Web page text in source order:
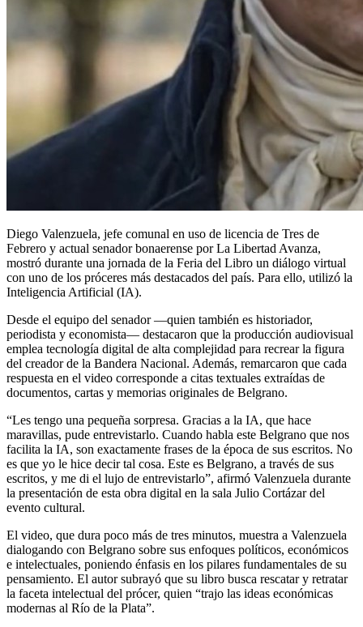
Diego Valenzuela, jefe comunal en uso de licencia de Tres de
Febrero y actual senador bonaerense por La Libertad Avanza,
mostró durante una jornada de la Feria del Libro un diálogo virtual
con uno de los próceres más destacados del país. Para ello, utilizó la
Inteligencia Artificial (IA).
Desde el equipo del senador —quien también es historiador,
periodista y economista— destacaron que la producción audiovisual
emplea tecnología digital de alta complejidad para recrear la figura
del creador de la Bandera Nacional. Además, remarcaron que cada
respuesta en el video corresponde a citas textuales extraídas de
documentos, cartas y memorias originales de Belgrano.
“Les tengo una pequeña sorpresa. Gracias a la IA, que hace
maravillas, pude entrevistarlo. Cuando habla este Belgrano que nos
facilita la IA, son exactamente frases de la época de sus escritos. No
es que yo le hice decir tal cosa. Este es Belgrano, a través de sus
escritos, y me di el lujo de entrevistarlo”, afirmó Valenzuela durante
la presentación de esta obra digital en la sala Julio Cortázar del
evento cultural.
El video, que dura poco más de tres minutos, muestra a Valenzuela
dialogando con Belgrano sobre sus enfoques políticos, económicos
e intelectuales, poniendo énfasis en los pilares fundamentales de su
pensamiento. El autor subrayó que su libro busca rescatar y retratar
la faceta intelectual del prócer, quien “trajo las ideas económicas
modernas al Río de la Plata”.